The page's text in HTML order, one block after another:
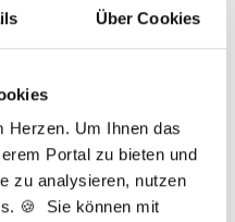
Über Cookies
Herzen. Um Ihnen das
Portal zu bieten und
zu analysieren, nutzen
🍪 Sie können mit
bei Fragen zum
Bei uns benötigen
und kein Anschreiben.
Stellenanfrage